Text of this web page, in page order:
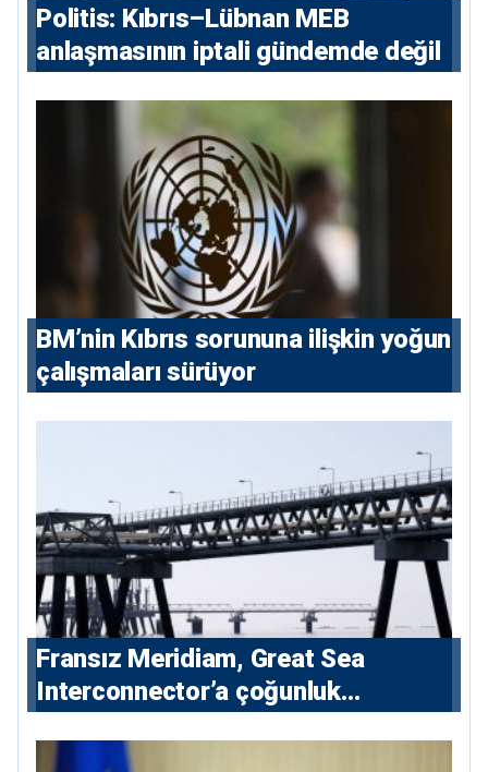
Politis: Kıbrıs–Lübnan MEB
anlaşmasının iptali gündemde değil
BM’nin Kıbrıs sorununa ilişkin yoğun
çalışmaları sürüyor
Fransız Meridiam, Great Sea
Interconnector’a çoğunluk